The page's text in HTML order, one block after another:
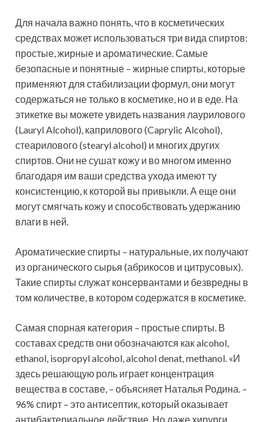
Для начала важно понять, что в косметических
средствах может использоваться три вида спиртов:
простые, жирные и ароматические. Самые
безопасные и понятные – жирные спирты, которые
применяют для стабилизации формул, они могут
содержаться не только в косметике, но и в еде. На
этикетке вы можете увидеть названия лаурилового
(Lauryl Alcohol), каприлового (Caprylic Alcohol),
стеарилового (stearyl alcohol) и многих других
спиртов. Они не сушат кожу и во многом именно
благодаря им ваши средства ухода имеют ту
консистенцию, к которой вы привыкли. А еще они
могут смягчать кожу и способствовать удержанию
влаги в ней.
Ароматические спирты – натуральные, их получают
из органического сырья (абрикосов и цитрусовых).
Такие спирты служат консервантами и безвредны в
том количестве, в котором содержатся в косметике.
Самая спорная категория – простые спирты. В
составах средств они обозначаются как alcohol,
ethanol, isopropyl alcohol, alcohol denat, methanol. «И
здесь решающую роль играет концентрация
вещества в составе, – объясняет Наталья Родина. –
96% спирт – это антисептик, который оказывает
антибактериальное действие. Но даже хирурги